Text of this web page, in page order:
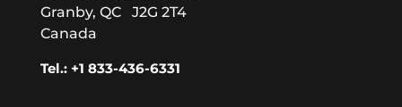
Granby, QC J2G 2T4
Canada
Tel.: +1 833-436-6331